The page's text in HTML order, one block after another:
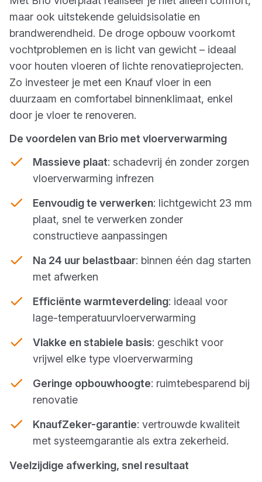
maar ook uitstekende geluidsisolatie en
brandwerendheid. De droge opbouw voorkomt
vochtproblemen en is licht van gewicht – ideaal
voor houten vloeren of lichte renovatieprojecten.
Zo investeer je met een Knauf vloer in een
duurzaam en comfortabel binnenklimaat, enkel
door je vloer te renoveren.
De voordelen van Brio met vloerverwarming
Massieve plaat: schadevrij én zonder zorgen
vloerverwarming infrezen
Eenvoudig te verwerken: lichtgewicht 23 mm
plaat, snel te verwerken zonder
constructieve aanpassingen
Na 24 uur belastbaar: binnen één dag starten
met afwerken
Efficiënte warmteverdeling: ideaal voor
lage-temperatuurvloerverwarming
Vlakke en stabiele basis: geschikt voor
vrijwel elke type vloerverwarming
Geringe opbouwhoogte: ruimtebesparend bij
renovatie
KnaufZeker-garantie: vertrouwde kwaliteit
met systeemgarantie als extra zekerheid.
Veelzijdige afwerking, snel resultaat